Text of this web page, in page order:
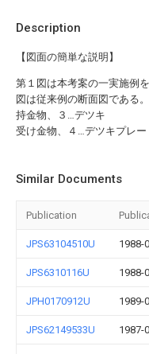
Description
【図面の簡単な説明】
第１図は本考案の一実施例
図は従来例の断面図である
持金物、３…デツキ
受け金物、４…デツキプレー
Similar Documents
Publication
JPS63104510U 1988-
JPS6310116U 1988-
JPH0170912U 1989-
JPS62149533U 1987-